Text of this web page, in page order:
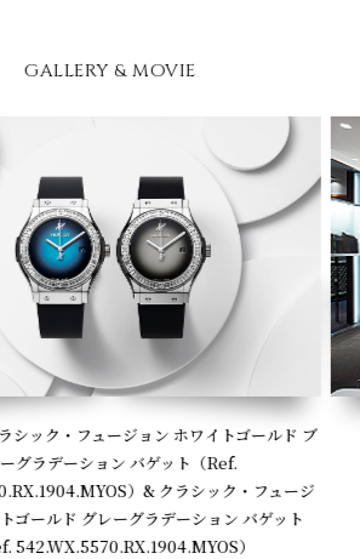
GALLERY & MOVIE
ック・フュージョン ホワイトゴールド ブ
ラデーション バゲット（Ref.
）& クラシック・フュージ
ールド グレーグラデーション バゲット
542.WX.5570.RX.1904.MYOS）